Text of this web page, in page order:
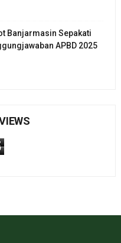
Banjarmasin Sepakati
APBD 2025